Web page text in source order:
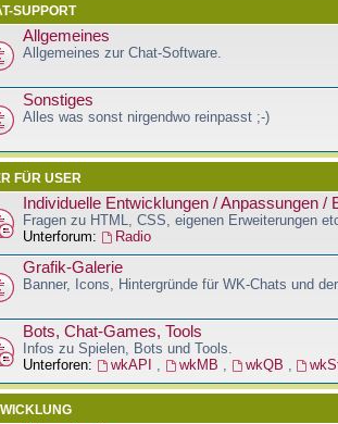
SUPPORT
Allgemeines
Allgemeines zur Chat-Software.
Sonstiges
Alles was sonst nirgendwo reinpasst ;-)
FÜR USER
Individuelle Entwicklungen / Anpassungen /
Fragen zu HTML, CSS, eigenen Erweiterungen
Unterforum:
Radio
Grafik-Galerie
Banner, Icons, Hintergründe für WK-Chats und
Bots, Chat-Games, Tools
Infos zu Spielen, Bots und Tools.
Unterforen:
wkAPI wkMB wkQB